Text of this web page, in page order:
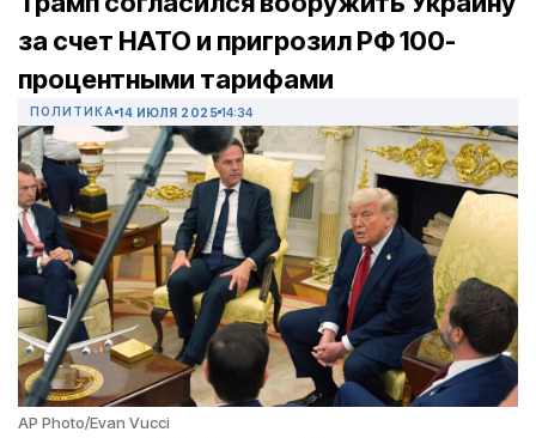
за счет НАТО и пригрозил РФ 100-
процентными тарифами
ПОЛИТИКА 14 ИЮЛЯ 2025 14:34
AP Photo/Evan Vucci